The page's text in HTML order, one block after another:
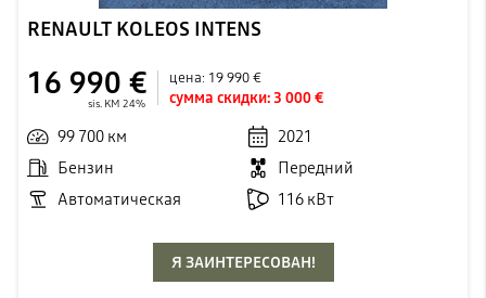
RENAULT KOLEOS INTENS
16 990 €
sis. KM 24%
цена: 19 990 €
сумма скидки:3 000 €
99 700 км
2021
Бензин
Передний
Автоматическая
116 кВт
Я ЗАИНТЕРЕСОВАН!